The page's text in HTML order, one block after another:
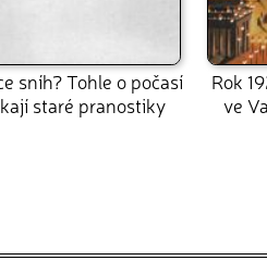
sníh? Tohle o počasí
staré pranostiky
Rok
ve